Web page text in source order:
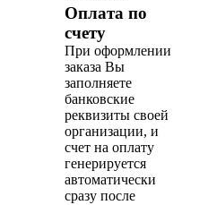
Оплата по
счету
При оформлении
заказа Вы
заполняете
банковские
реквизиты своей
организации, и
счет на оплату
генерируется
автоматически
сразу после